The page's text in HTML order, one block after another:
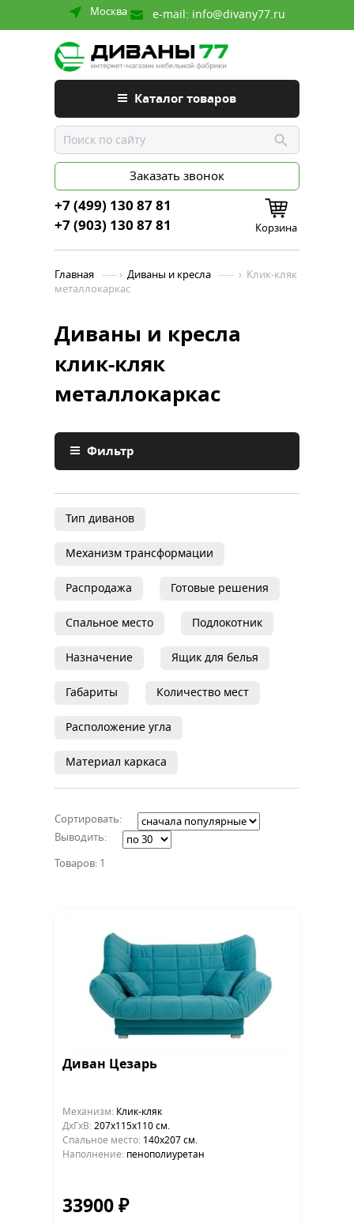
Москва e-mail: info@divany77.ru
Каталог товаров
Заказать звонок
+7 (499) 130 87 81
+7 (903) 130 87 81
Корзина
Главная › Диваны и кресла › Клик-кляк
металлокаркас
Диваны и кресла
клик-кляк
металлокаркас
Фильтр
Тип диванов
Механизм трансформации
Распродажа Готовые решения
Спальное место Подлокотник
Назначение Ящик для белья
Габариты Количество мест
Расположение угла
Материал каркаса
Сортировать:
Выводить:
Товаров: 1
Диван Цезарь
Механизм: Клик-кляк
ДхГхВ: 207х115x110 см.
Cпальное место: 140х207 см.
Наполнение: пенополиуретан
33900 ₽